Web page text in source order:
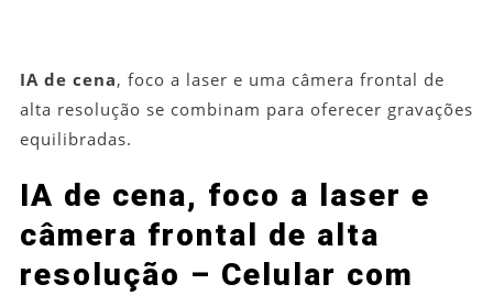
IA de cena, foco a laser e uma câmera frontal de
alta resolução se combinam para oferecer gravações
equilibradas.
IA de cena, foco a laser e
câmera frontal de alta
resolução – Celular com